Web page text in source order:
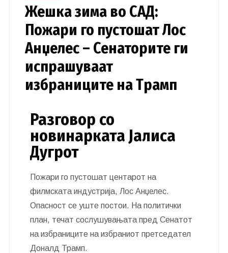
Жешка зима во САД:
Пожари го пустошат Лос
Анџелес – Сенаторите ги
испрашуваат
избраниците на Трамп
Разговор со
новинарката Јалиса
Дугрот
Пожари го пустошат центарот на
филмската индустрија, Лос Анџелес.
Опасност се уште постои. На политички
план, течат сослушувањата пред Сенатот
на избраниците на избраниот претседател
Доналд Трамп.